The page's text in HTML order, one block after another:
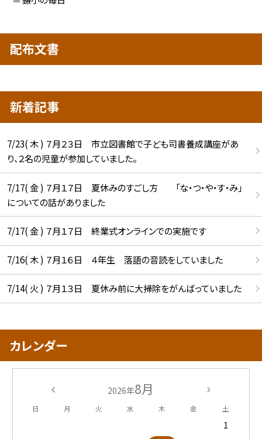
配布文書
新着記事
7/23( 木 ) ７月２３日 市立図書館で子ども司書養成講座があ
り、２名の児童が参加していました。
7/17( 金 ) ７月１７日 夏休みのすごし方 「な・つ・や・す・み」
についての話がありました
7/17( 金 ) ７月１７日 終業式オンラインでの実施です
7/16( 木 ) ７月１６日 ４年生 落語の音読をしていました
7/14( 火 ) ７月１３日 夏休み前に大掃除をがんばっていました
カレンダー
2026年8月
日 月 火 水 木 金 土
1